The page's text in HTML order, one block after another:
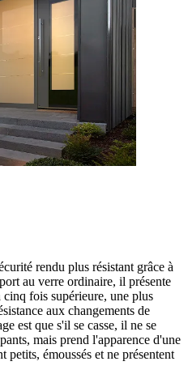
rendu plus résistant grâce à
au verre ordinaire, il présente
cinq fois supérieure, une plus
aux changements de
est que s'il se casse, il ne se
mais prend l'apparence d'une
petits, émoussés et ne présentent